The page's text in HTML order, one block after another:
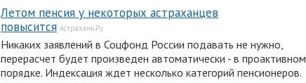
Летом пенсия у некоторых астраханцев
повысится Астрахань.Ру
Никаких заявлений в Соцфонд России подавать не нужно,
перерасчет будет произведен автоматически - в проактивном
порядке. Индексация ждет несколько категорий пенсионеров.